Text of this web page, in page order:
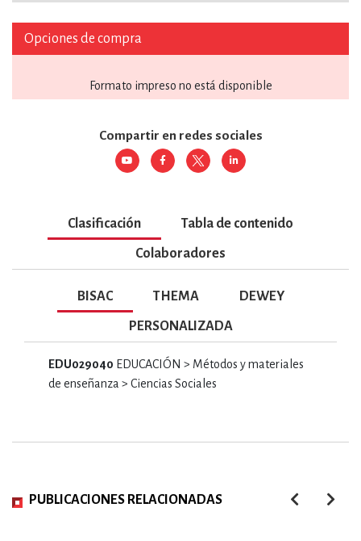
Opciones de compra
Formato impreso no está disponible
Compartir en redes sociales
Clasificación Tabla de contenido
Colaboradores
BISAC THEMA DEWEY
PERSONALIZADA
EDU029040 EDUCACIÓN > Métodos y materiales
de enseñanza > Ciencias Sociales
PUBLICACIONES RELACIONADAS